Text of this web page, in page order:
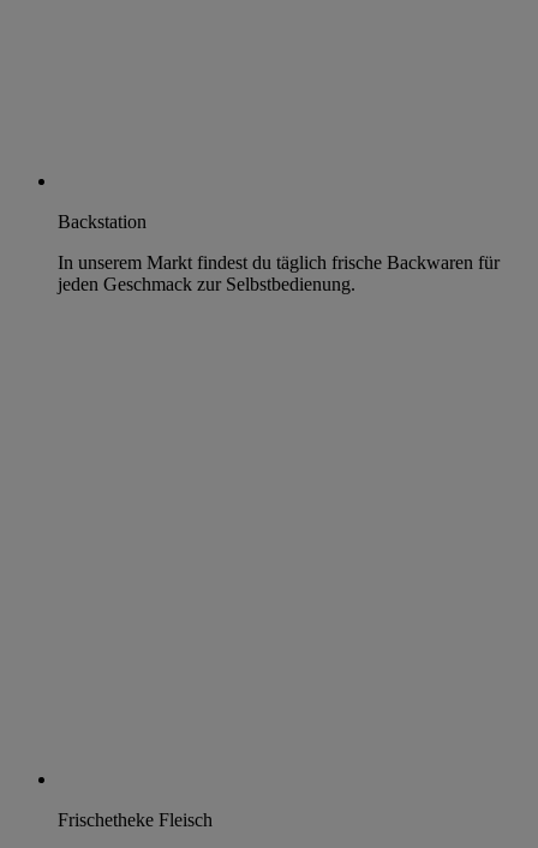
Backstation
In unserem Markt findest du täglich frische Backwaren für
jeden Geschmack zur Selbstbedienung.
Frischetheke Fleisch